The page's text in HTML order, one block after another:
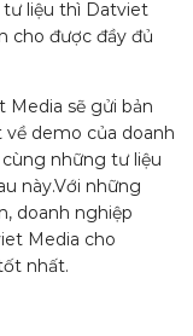
liệu thì Datviet
cho được đầy đủ
Media sẽ gửi bản
demo của doanh
những tư liệu
này.Với những
doanh nghiệp
Media cho
nhất.